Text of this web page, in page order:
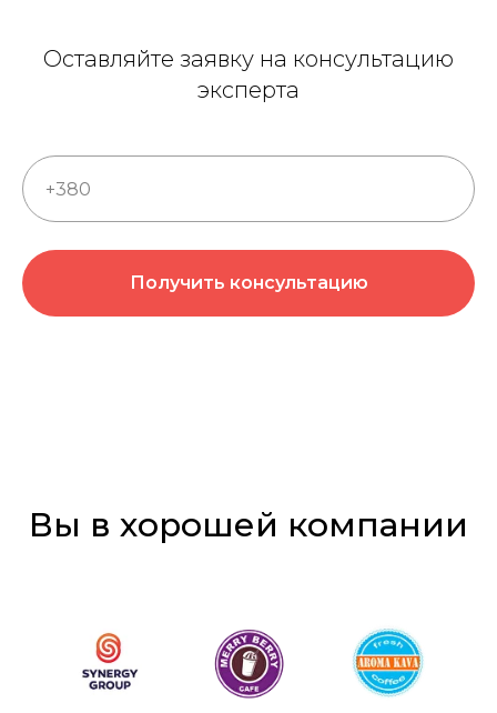
Оставляйте заявку на консультацию
эксперта
Получить консультацию
Вы в хорошей компании